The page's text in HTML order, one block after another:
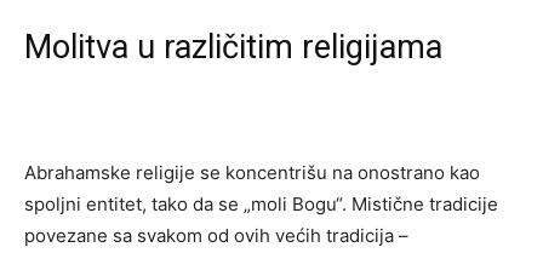
Molitva u različitim religijama
Abrahamske religije se koncentrišu na onostrano kao
spoljni entitet, tako da se „moli Bogu“. Mistične tradicije
povezane sa svakom od ovih većih tradicija –